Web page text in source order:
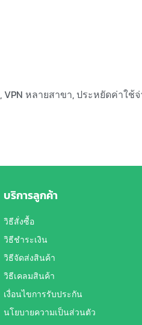
, VPN หลายสาขา, ประหยัดค่าใช้จ่
บริการลูกค้า
วิธีสั่งซื้อ
วิธีชำระเงิน
วิธีจัดส่งสินค้า
วิธีเคลมสินค้า
เงื่อนไขการรับประกัน
นโยบายความเป็นส่วนตัว